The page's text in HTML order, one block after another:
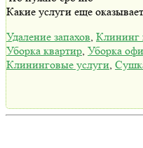
Какие услуги еще
Удаление запахов, Клининг
Уборка квартир, Уборка
Клининговые услуги,